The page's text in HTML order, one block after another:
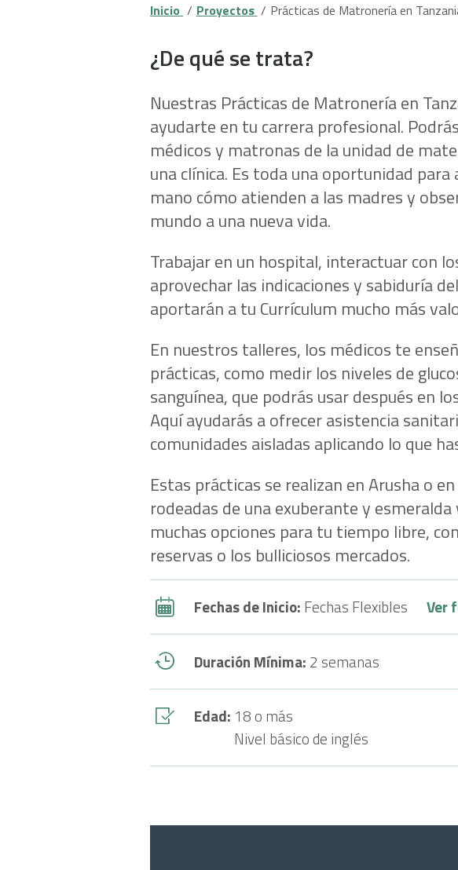
Inicio Proyectos Prácticas de Matronería en
¿De qué se trata?
Nuestras Prácticas de Matronería en
ayudarte en tu carrera profesional.
médicos y matronas de la unidad de
una clínica. Es toda una oportunidad
mano cómo atienden a las madres y
mundo a una nueva vida.
Trabajar en un hospital, interactuar con
aprovechar las indicaciones y sabiduría
aportarán a tu Currículum mucho más
En nuestros talleres, los médicos te
prácticas, como medir los niveles de
sanguínea, que podrás usar después en
Aquí ayudarás a ofrecer asistencia
comunidades aisladas aplicando lo que
Estas prácticas se realizan en Arusha o
rodeadas de una exuberante y
muchas opciones para tu tiempo libre,
reservas o los bulliciosos mercados.
Fechas de Inicio: Fechas Flexibles Ver
Duración Mínima: 2 semanas
Edad: 18 o más
Nivel básico de inglés